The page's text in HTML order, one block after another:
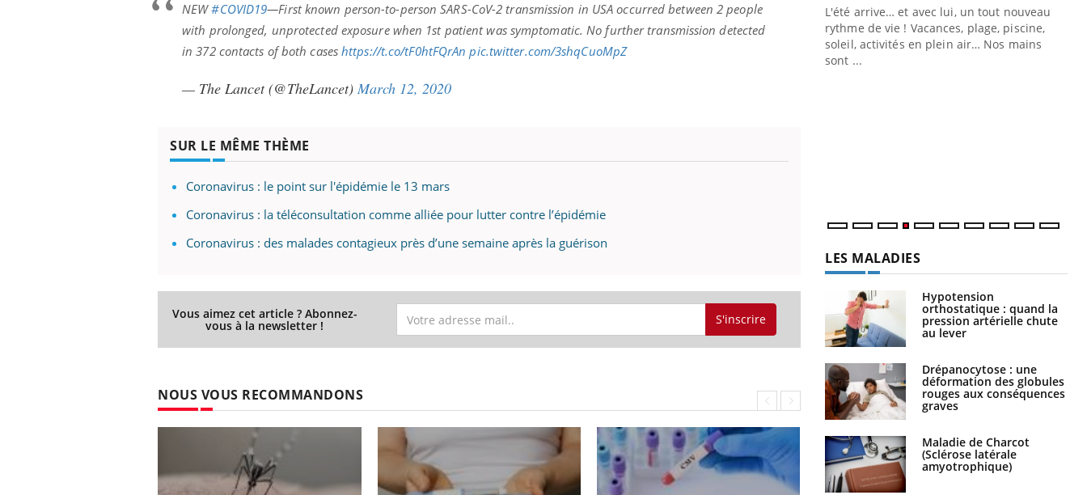
NEW#COVID19—First known person-to-person SARS-CoV-2 transmission in USA occurred between 2 people
with prolonged, unprotected exposure when 1st patient was symptomatic. No further transmission detected
in 372 contacts of both caseshttps://t.co/tF0htFQrAn pic.twitter.com/3shqCuoMpZ
— The Lancet (@TheLancet) March 12, 2020
SUR LE MÊME THÈME
Coronavirus : le point sur l'épidémie le 13 mars
Coronavirus : la téléconsultation comme alliée pour lutter contre l’épidémie
Coronavirus : des malades contagieux près d’une semaine après la guérison
Vous aimez cet article ? Abonnez-
vous à la newsletter ! S'inscrire
NOUS VOUS RECOMMANDONS
Il y a des sujets qui sont faciles à aborder...
d'autres non ! D'un côté, poser des
questions sur la maladie d'un proche c'est
Fatigue, irritabilité, brouillard mental ou
même alopécie… Les symptômes de la
carence en fer sont multiples ce qui la rend
...
En 2026, l'insuline dans le diabète de type 2
reste entourée d'idées reçues chez les
patients comme parfois chez les soignants.
L'été arrive… et avec lui, un tout nouveau
rythme de vie ! Vacances, plage, piscine,
soleil, activités en plein air… Nos mains
sont ...
LES MALADIES
Hypotension
orthostatique : quand la
pression artérielle chute
au lever
Drépanocytose : une
déformation des globules
rouges aux conséquences
graves
Maladie de Charcot
(Sclérose latérale
amyotrophique)